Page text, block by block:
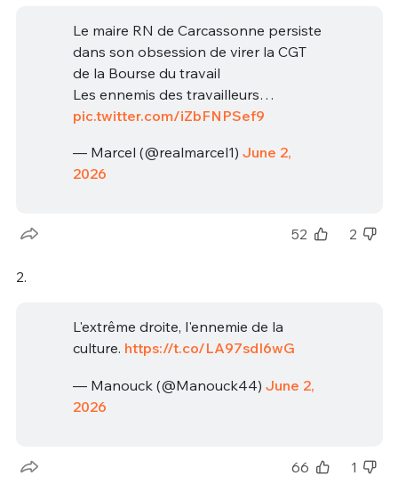
Le maire RN de Carcassonne persiste
dans son obsession de virer la CGT
de la Bourse du travail
Les ennemis des travailleurs…
pic.twitter.com/iZbFNPSef9
— Marcel (@realmarcel1) June 2,
2026
52 2
2.
L'extrême droite, l'ennemie de la
culture. https://t.co/LA97sdI6wG
— Manouck (@Manouck44) June 2,
2026
66 1